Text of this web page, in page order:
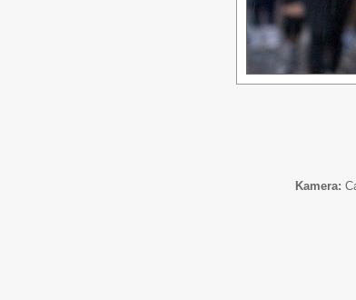
Kamera: